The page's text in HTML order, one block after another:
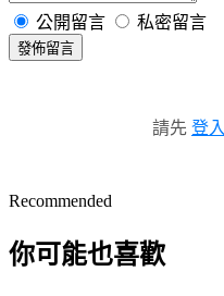
公開留言 私密留言
發佈留言
請先 登入
Recommended
你可能也喜歡